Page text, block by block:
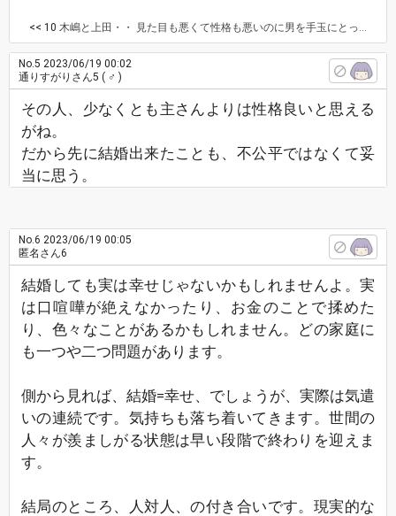
<< 10 木嶋と上田・・ 見た目も悪くて性格も悪いのに男を手玉にとっているんですよね。 ただ、男全般からモテるわけではなく女性と免疫なさそうな男、モテない冴えない男ににターゲットを絞ってるとかじゃなくて？ あ！もしかしたら嫌な女も女性経験の少なそうなモテない男をターゲットにしてるってこと？ モテてうれしくてとか、他にいなくて結婚までこぎつけられたのだろうか。 職場でも恋愛でも相手のほうが上手か。 悔しいね。 いつか地獄に堕ちろよ。 でも、結婚相手は相手の性悪さにいつか気づくはずだけどバカなのか同類なのか。
No.5 2023/06/19 00:02
通りすがりさん5 ( ♂ )
その人、少なくとも主さんよりは性格良いと思える
がね。
だから先に結婚出来たことも、不公平ではなくて妥
当に思う。
No.6 2023/06/19 00:05
匿名さん6
結婚しても実は幸せじゃないかもしれませんよ。実
は口喧嘩が絶えなかったり、お金のことで揉めた
り、色々なことがあるかもしれません。どの家庭に
も一つや二つ問題があります。
側から見れば、結婚=幸せ、でしょうが、実際は気遣
いの連続です。気持ちも落ち着いてきます。世間の
人々が羨ましがる状態は早い段階で終わりを迎えま
す。
結局のところ、人対人、の付き合いです。現実的な